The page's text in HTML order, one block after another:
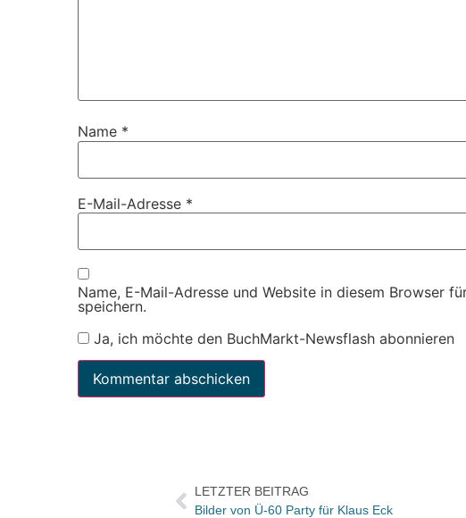
Name *
E-Mail-Adresse *
Name, E-Mail-Adresse und Website in diesem Browser
speichern.
Ja, ich möchte den BuchMarkt-Newsflash abonnieren
LETZTER BEITRAG
Bilder von Ü-60 Party für Klaus Eck